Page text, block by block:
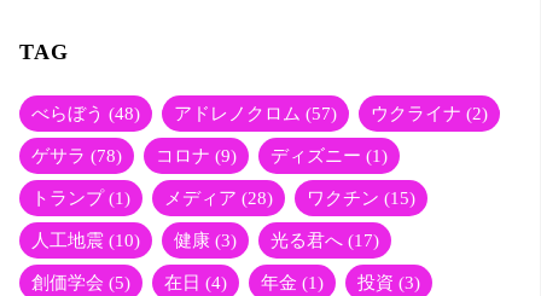
tte
r
TAG
べらぼう (48) アドレノクロム (57) ウクライナ (2)
ゲサラ (78) コロナ (9) ディズニー (1)
トランプ(1) メディア (28) ワクチン (15)
人工地震 (10) 健康 (3) 光る君へ (17)
創価学会 (5) 在日 (4) 年金 (1) 投資 (3)